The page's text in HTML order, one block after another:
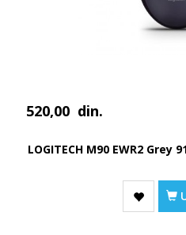
520,00 din.
LOGITECH M90 EWR2 Grey